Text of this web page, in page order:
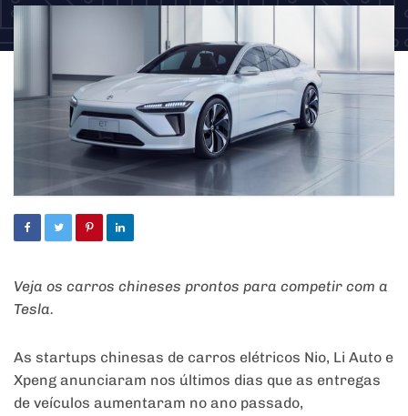
Veja os carros chineses prontos para competir com a
Tesla.
As startups chinesas de carros elétricos Nio, Li Auto e
Xpeng anunciaram nos últimos dias que as entregas
de veículos aumentaram no ano passado,